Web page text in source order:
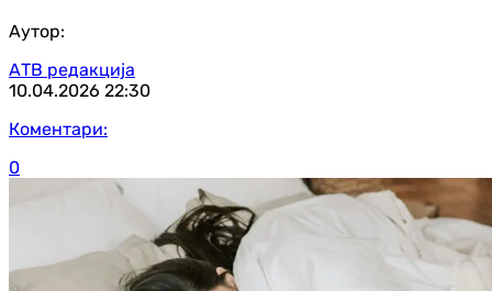
Аутор:
АТВ редакција
10.04.2026 22:30
Коментари:
0